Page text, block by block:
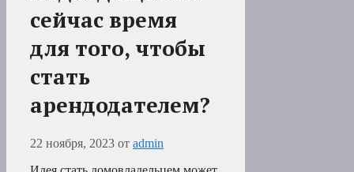
сейчас время
для того, чтобы
стать
арендодателем?
22 ноября, 2023 от admin